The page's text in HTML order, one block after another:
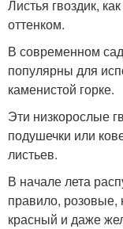
Листья гвоздик,
оттенком.
В современном
популярны для
каменистой горке.
Эти низкорослые
подушечки или
листьев.
В начале лета
правило, розовые,
красный и даже